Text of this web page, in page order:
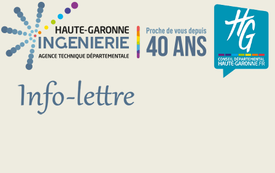
Aller au contenu principal